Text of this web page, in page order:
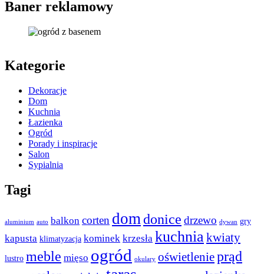
Baner reklamowy
Kategorie
Dekoracje
Dom
Kuchnia
Łazienka
Ogród
Porady i inspiracje
Salon
Sypialnia
Tagi
aluminium auto balkon corten domdonice drzewo dywan gry
kapusta klimatyzacja kominek krzesła kuchniakwiaty
lustro meble mięso ogród okulary oświetlenieprąd